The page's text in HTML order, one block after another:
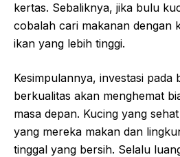
kertas. Sebaliknya, jika bulu
cobalah cari makanan dengan
ikan yang lebih tinggi.
Kesimpulannya, investasi pada
berkualitas akan menghemat
masa depan. Kucing yang
yang mereka makan dan
tinggal yang bersih. Selalu